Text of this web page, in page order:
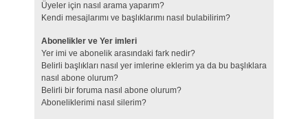
Üyeler için nasıl arama yaparım?
Kendi mesajlarımı ve başlıklarımı nasıl bulabilirim?
Abonelikler ve Yer imleri
Yer imi ve abonelik arasındaki fark nedir?
Belirli başlıkları nasıl yer imlerine eklerim ya da bu başlıklara
nasıl abone olurum?
Belirli bir foruma nasıl abone olurum?
Aboneliklerimi nasıl silerim?